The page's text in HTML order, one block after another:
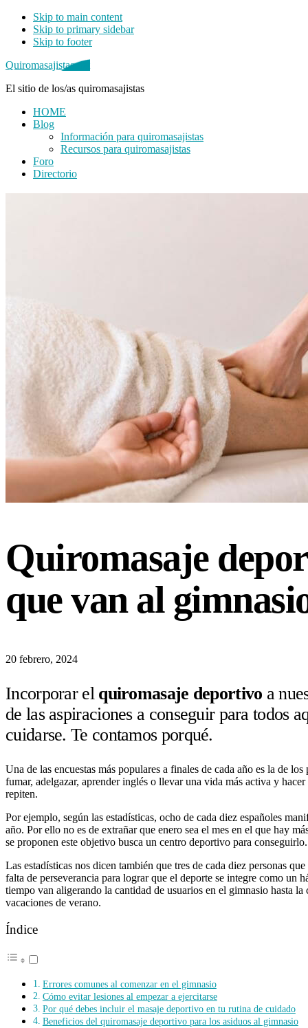
Skip to main content
Skip to primary sidebar
Skip to footer
Quiromasajistas.net
El sitio de los/as quiromasajistas
HOME
Blog
Información para quiromasajistas
Recursos para quiromasajistas
Foro
Directorio
Quiromasaje
que van al
20 febrero, 2024
Incorporar el quiromasaje deportivo a
de las aspiraciones a conseguir para todos
cuidarse. Te contamos porqué.
Una de las encuestas más populares a finales de cada año es la de
fumar, adelgazar, aprender inglés o llevar una vida más activa y
repiten.
Por ejemplo, según las estadísticas, ocho de cada diez españoles
año. Por ello no es de extrañar que enero sea el mes en el que hay
se proponen este objetivo busca un centro deportivo para
Las estadísticas nos dicen también que tres de cada diez personas
falta de perseverancia para lograr que el deporte se integre como un
tiempo van aligerando la cantidad de usuarios en el gimnasio hasta
vacaciones de verano.
Índice
Errores comunes al comenzar en el gimnasio
Cómo evitar lesiones al empezar a ejercitarse
Por qué debes incluir el masaje deportivo en tu rutina de cuidado
Beneficios del quiromasaje deportivo para los asiduos al gimnasio